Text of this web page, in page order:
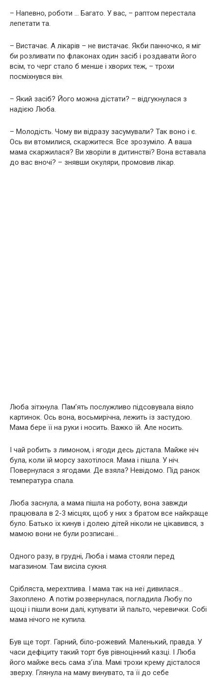
– Напевно, роботи … Багато. У вас, – раптом перестала
лепетати та.
– Вистачає. А лікарів – не вистачає. Якби панночко, я міг
би розливати по флаконах один засіб і роздавати його
всім, то черг стало б менше і хворих теж, – трохи
посміхнувся він.
– Який засіб? Його можна дістати? – відгукнулася з
надією Люба.
– Молодість. Чому ви відразу засумували? Так воно і є.
Ось ви втомилися, скаржитеся. Все зрозуміло. А ваша
мама скаржилася? Ви хворіли в дитинстві? Вона вставала
до вас вночі? – знявши окуляри, промовив лікар.
Люба зітхнула. Пам’ять послужливо підсовувала віяло
картинок. Ось вона, восьмирічна, лежить із застудою.
Мама бере її на руки і носить. Важко їй. Але носить.
І чай робить з лимоном, і ягоди десь дістала. Майже ніч
була, коли їй морсу захотілося. Мама і пішла. У ніч.
Повернулася з ягодами. Де взяла? Невідомо. Під ранок
температура спала.
Люба заснула, а мама пішла на роботу, вона завжди
працювала в 2-3 місцях, щоб у них з братом все найкраще
було. Батько їх кинув і долею дітей ніколи не цікавився, з
мамою вони не були розписані…
Одного разу, в грудні, Люба і мама стояли перед
магазином. Там висіла сукня.
Срібляста, мерехтлива. І мама так на неї дивилася…
Захоплено. А потім розвернулася, погладила Любу по
щоці і пішли вони далі, купувати їй пальто, черевички. Собі
мама нічого не купила.
Був ще торт. Гарний, біло-рожевий. Маленький, правда. У
часи дефіциту такий торт був рівноцінний казці. І Люба
його майже весь сама з’їла. Мамі трохи крему дісталося
зверху. Глянула на маму винувато, та її до себе